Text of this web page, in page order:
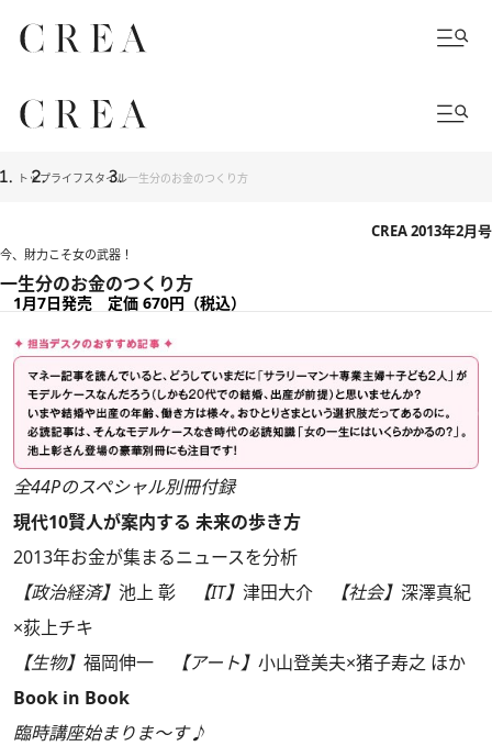
トップライフスタイル一生分のお金のつくり方
CREA 2013年2月号
今、財力こそ女の武器！
一生分のお金のつくり方
1月7日発売 定価 670円（税込）
全44Pのスペシャル別冊付録
現代10賢人が案内する 未来の歩き方
2013年お金が集まるニュースを分析
【政治経済】 池上 彰 【IT】 津田大介 【社会】 深澤真紀
×荻上チキ
【生物】 福岡伸一 【アート】 小山登美夫×猪子寿之 ほか
Book in Book
臨時講座始まりま～す♪